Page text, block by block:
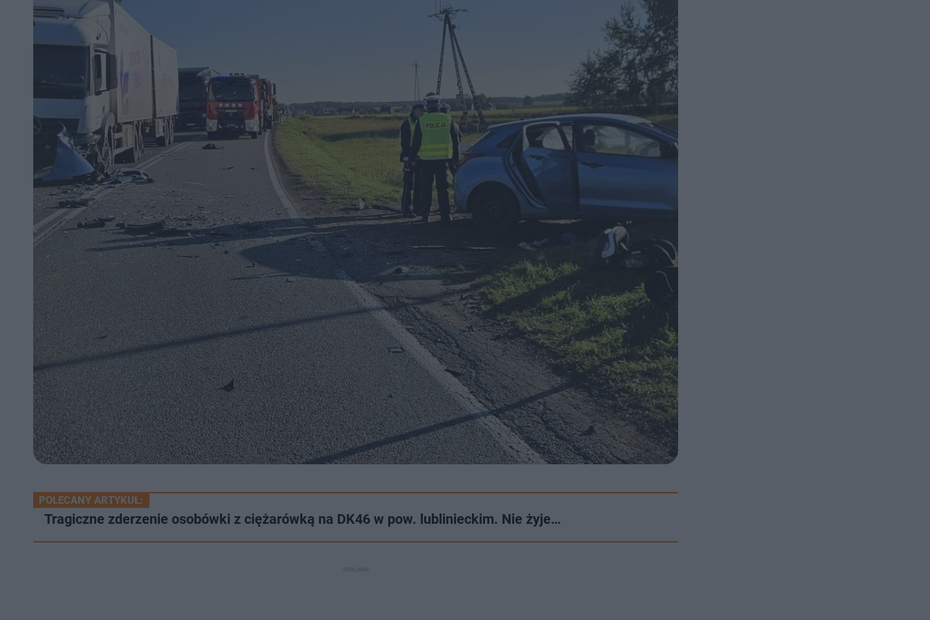
POLECANY ARTYKUŁ:
Tragiczne zderzenie osobówki z ciężarówką na DK46 w pow. lublinieckim. Nie żyje…